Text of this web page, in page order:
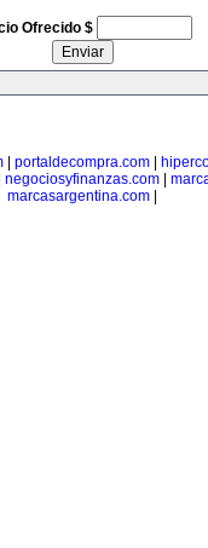
Ofrecido $
portaldecompra.com
negociosyfinanzas.com|
marcasargentina.com